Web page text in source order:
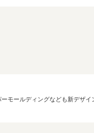
ールディングなども新デザイ